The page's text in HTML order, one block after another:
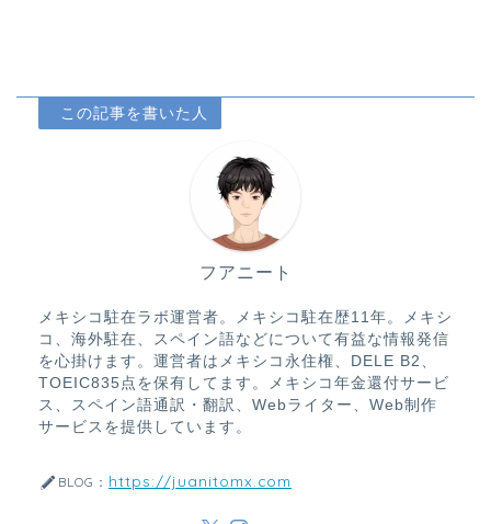
フアニート
メキシコ駐在ラボ運営者。メキシコ駐在歴11年。メキシ
コ、海外駐在、スペイン語などについて有益な情報発信
を心掛けます。運営者はメキシコ永住権、DELE B2、
TOEIC835点を保有してます。メキシコ年金還付サービ
ス、スペイン語通訳・翻訳、Webライター、Web制作
サービスを提供しています。
BLOG： https://juanitomx.com